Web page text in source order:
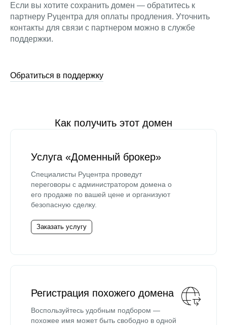
Если вы хотите сохранить домен — обратитесь к
партнеру Руцентра для оплаты продления. Уточнить
контакты для связи с партнером можно в службе
поддержки.
Обратиться в поддержку
Как получить этот домен
Услуга «Доменный брокер»
Специалисты Руцентра проведут
переговоры с администратором домена о
его продаже по вашей цене и организуют
безопасную сделку.
Заказать услугу
Регистрация похожего домена
Воспользуйтесь удобным подбором —
похожее имя может быть свободно в одной